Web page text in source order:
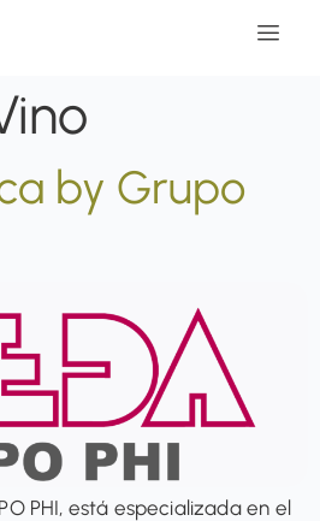
by Grupo
PHI, está especializada en el